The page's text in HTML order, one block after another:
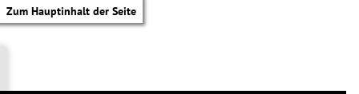
Zum Hauptinhalt der Seite